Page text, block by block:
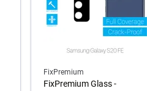
FixPremium
FixPremium Glass -